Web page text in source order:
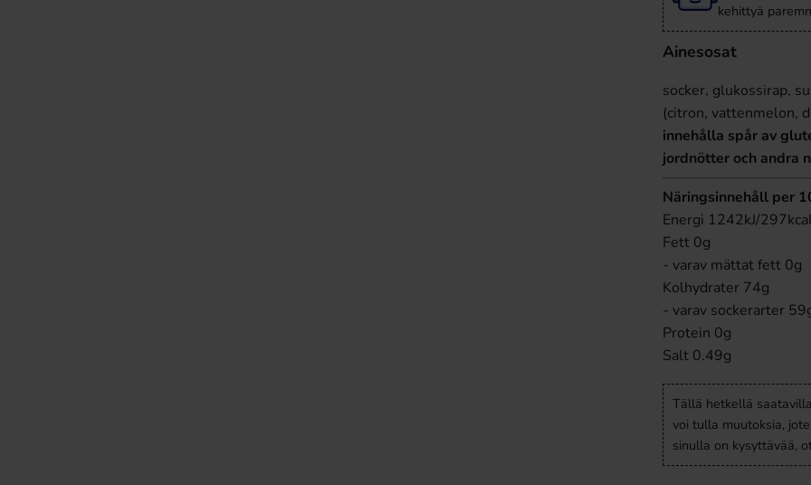
kehittyä
Ainesosat
socker, glukossirap,
(citron, vattenmelon,
innehålla spår av
jordnötter och andra
Näringsinnehåll per
Energi 1242kJ/
Fett 0g
- varav mättat fett 0g
Kolhydrater 74g
- varav sockerarter
Protein 0g
Salt 0.49g
Tällä hetkellä
voi tulla muutoksia,
sinulla on kysyttävää,